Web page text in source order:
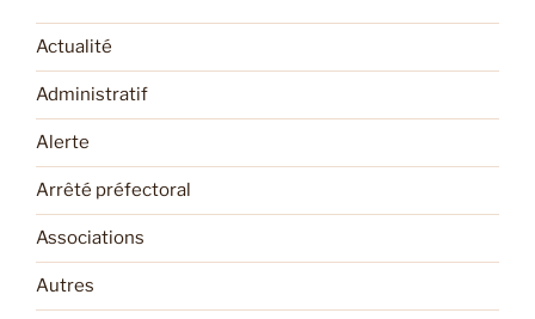
Actualité
Administratif
Alerte
Arrêté préfectoral
Associations
Autres